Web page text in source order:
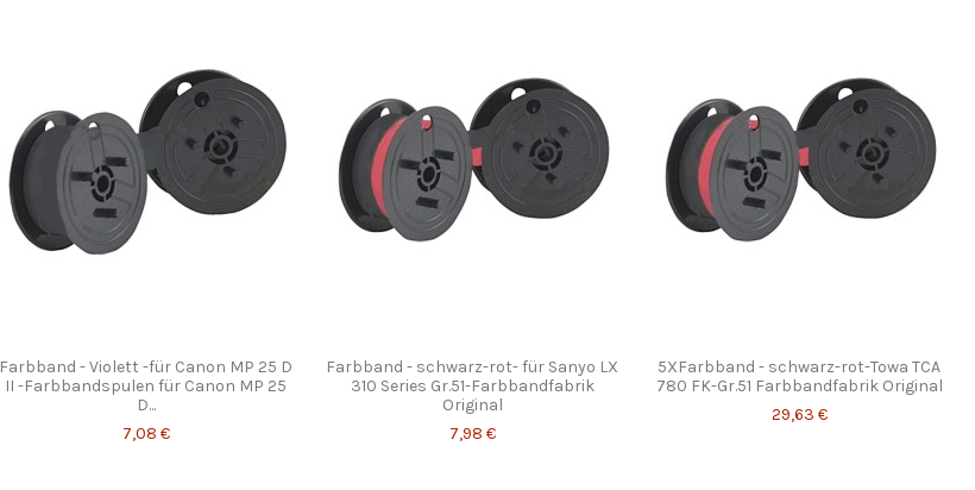
Farbband - Violett -für Canon MP 25 D
II -Farbbandspulen für Canon MP 25
D...
7,08 €
Farbband - schwarz-rot- für Sanyo LX
310 Series Gr.51-Farbbandfabrik
Original
7,98 €
5XFarbband - schwarz-rot-Towa TCA
780 FK-Gr.51 Farbbandfabrik Original
29,63 €